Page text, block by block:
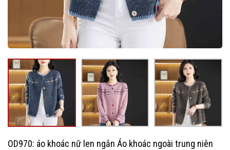
OD970: áo khoác nữ len ngắn Áo khoác ngoài trung niên